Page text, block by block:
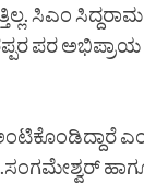
ಸಿಎಂ
ಅಭಿಪ್ರಾಯ